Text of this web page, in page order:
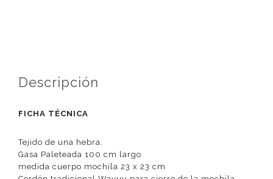
Descripción
FICHA TÉCNICA
Tejido de una hebra.
Gasa Paleteada 100 cm largo
medida cuerpo mochila 23 x 23 cm